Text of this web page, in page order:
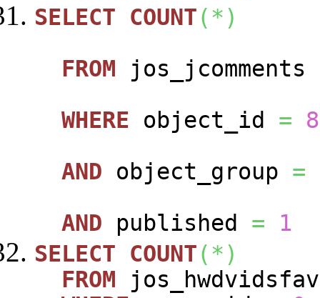
SELECT
COUNT(*)
FROM jos_jcomments
WHERE object_id =
8
AND object_group =
AND published =
1
SELECT
COUNT(*)
FROM